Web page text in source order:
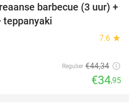
21%
barbecue (3 uur) +
teppanyaki
7.6 star
Regulier €44,34
€34,95